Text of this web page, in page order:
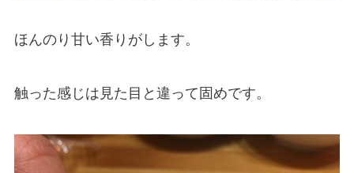
ほんのり甘い香りがします。
触った感じは見た目と違って固めです。